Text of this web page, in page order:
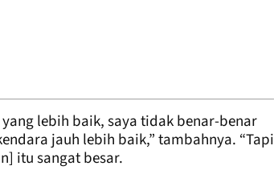
lebih baik, saya tidak benar-benar
jauh lebih baik,” tambahnya. “Tapi
itu sangat besar.